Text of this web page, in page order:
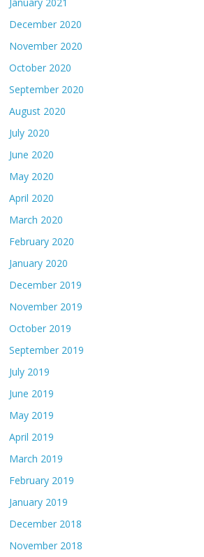
December 2020
November 2020
October 2020
September 2020
August 2020
July 2020
June 2020
May 2020
April 2020
March 2020
February 2020
January 2020
December 2019
November 2019
October 2019
September 2019
July 2019
June 2019
May 2019
April 2019
March 2019
February 2019
January 2019
December 2018
November 2018